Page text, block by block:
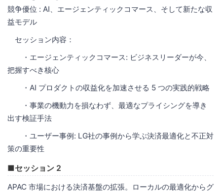
競争優位 : AI、エージェンティックコマース、そして新たな収
益モデル
セッション内容：
・エージェンティックコマース: ビジネスリーダーが今、
把握すべき核心
・AI プロダクトの収益化を加速させる 5 つの実践的戦略
・事業の機動力を損なわず、最適なプライシングを導き
出す検証手法
・ユーザー事例: LG社の事例から学ぶ決済最適化と不正対
策の重要性
■セッション 2
APAC 市場における決済基盤の拡張。ローカルの最適化からグ